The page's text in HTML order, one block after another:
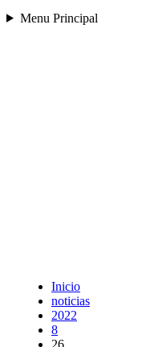
Menu Principal
Inicio
noticias
2022
8
26